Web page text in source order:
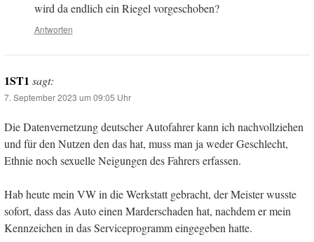
wird da endlich ein Riegel vorgeschoben?
Antworten
1ST1 sagt:
7. September 2023 um 09:05 Uhr
Die Datenvernetzung deutscher Autofahrer kann ich nachvollziehen
und für den Nutzen den das hat, muss man ja weder Geschlecht,
Ethnie noch sexuelle Neigungen des Fahrers erfassen.
Hab heute mein VW in die Werkstatt gebracht, der Meister wusste
sofort, dass das Auto einen Marderschaden hat, nachdem er mein
Kennzeichen in das Serviceprogramm eingegeben hatte.